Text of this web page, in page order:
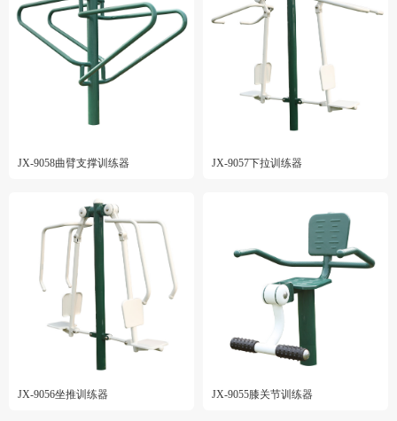
JX-9058曲臂支撑训练器 JX-9057下拉训练器
JX-9056坐推训练器 JX-9055膝关节训练器